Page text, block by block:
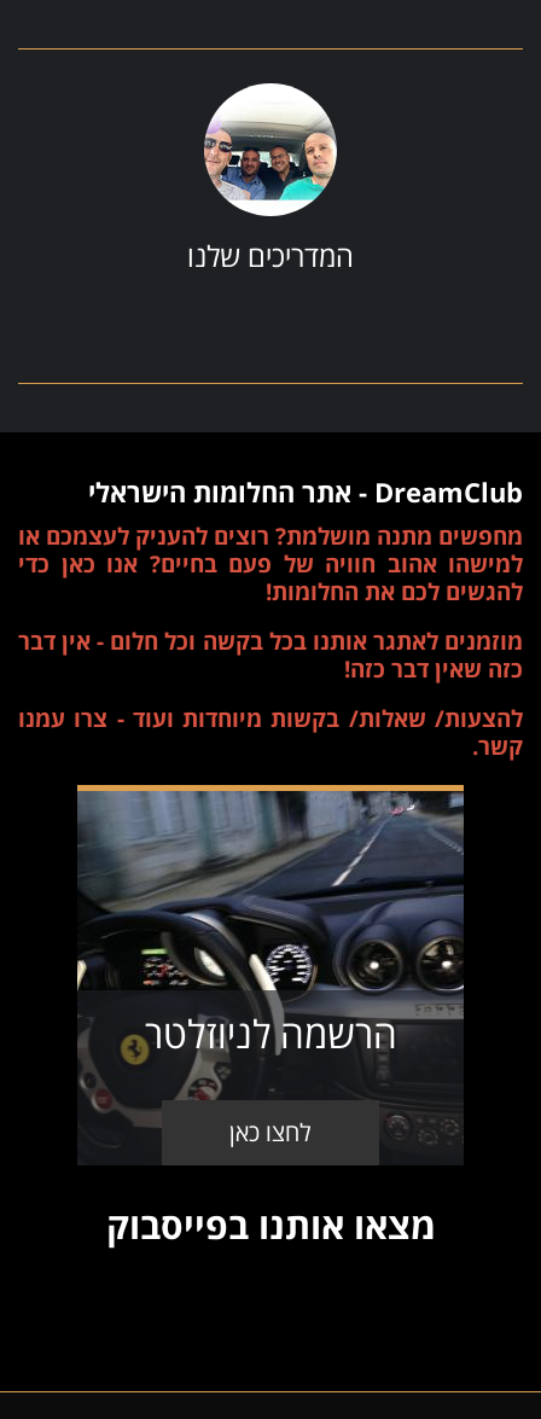
המדריכים שלנו
DreamClub - אתר החלומות הישראלי
מחפשים מתנה מושלמת? רוצים להעניק לעצמכם או
למישהו אהוב חוויה של פעם בחיים? אנו כאן כדי
להגשים לכם את החלומות!
מוזמנים לאתגר אותנו בכל בקשה וכל חלום - אין דבר
כזה שאין דבר כזה!
להצעות/ שאלות/ בקשות מיוחדות ועוד - צרו עמנו
קשר.
הרשמה לניוזלטר
לחצו כאן
מצאו אותנו בפייסבוק